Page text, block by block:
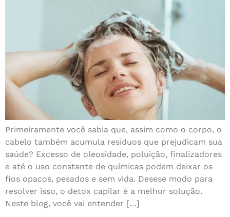
Primeiramente você sabia que, assim como o corpo, o
cabelo também acumula resíduos que prejudicam sua
saúde? Excesso de oleosidade, poluição, finalizadores
e até o uso constante de químicas podem deixar os
fios opacos, pesados e sem vida. Desese modo para
resolver isso, o detox capilar é a melhor solução.
Neste blog, você vai entender […]